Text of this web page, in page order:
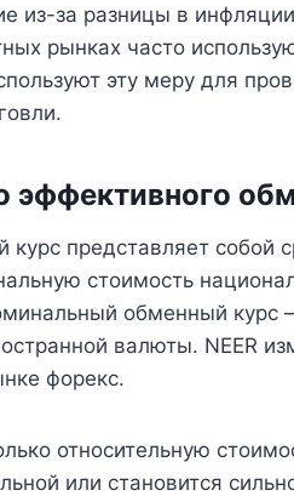
из-за разницы в
рынках часто
эту меру для
эффективного
представляет собой
стоимость
обменный курс
валюты. NEER
форекс.
относительную
или становится